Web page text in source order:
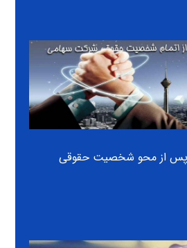
پس از محو شخصیت حقوقی